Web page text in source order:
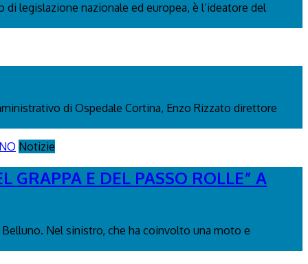
legislazione nazionale ed europea, è l’ideatore del
di Ospedale Cortina, Enzo Rizzato direttore
Notizie
GRAPPA E DEL PASSO ROLLE” A
Belluno. Nel sinistro, che ha coinvolto una moto e